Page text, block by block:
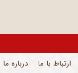
ارتباط با ما درباره ما